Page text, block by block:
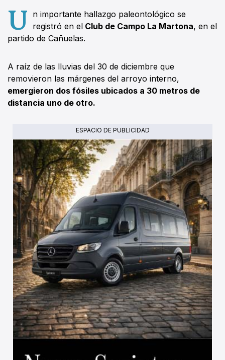
U n importante hallazgo paleontológico se
registró en el Club de Campo La Martona, en el
partido de Cañuelas.
A raíz de las lluvias del 30 de diciembre que
removieron las márgenes del arroyo interno,
emergieron dos fósiles ubicados a 30 metros de
distancia uno de otro.
ESPACIO DE PUBLICIDAD